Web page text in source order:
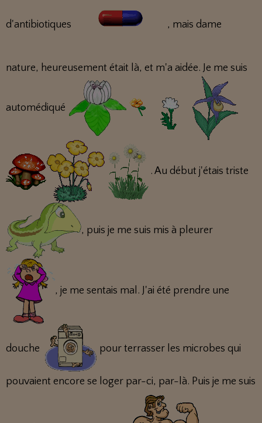
d'antibiotiques , mais dame
nature, heureusement était là, et m'a aidée. Je me suis
automédiqué
. Au début j'étais triste
, puis je me suis mis à pleurer
, je me sentais mal. J'ai été prendre une
douche pour terrasser les microbes qui
pouvaient encore se loger par-ci, par-là. Puis je me suis